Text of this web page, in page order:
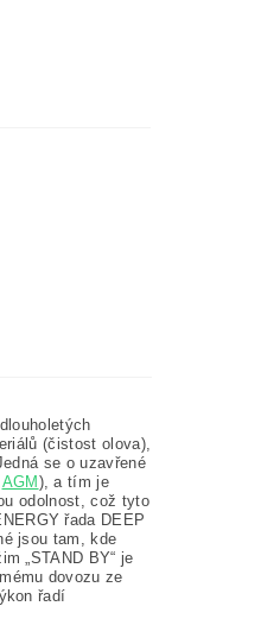
(čistost olova),
se o uzavřené
AGM ), a tím je
odolnost, což tyto
řada DEEP
jsou tam, kde
„STAND BY“ je
dovozu ze
řadí